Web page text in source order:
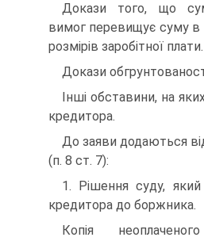
Докази того, що
вимог перевищує суму в
розмірів заробітної плати.
Докази
Інші обставини, на
кредитора.
До заяви додаються
(п. 8 ст. 7):
1. Рішення суду,
кредитора до боржника.
Копія